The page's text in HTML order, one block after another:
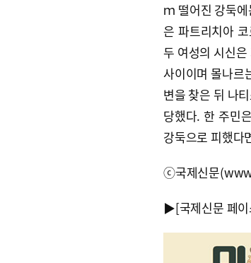
ｍ 떨어진 강둑
은 파트리치아
두 여성의 시신
사이이며 몰나르
변을 찾은 뒤 나
당했다. 한 주민
강둑으로 피했다
ⓒ국제신문
▶[국제신문 페